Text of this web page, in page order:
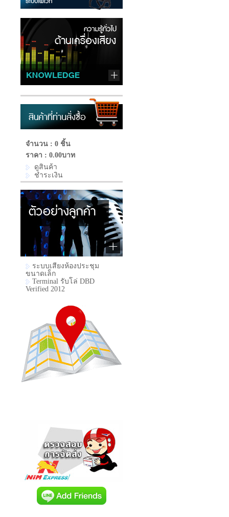
จำนวน : 0 ชิ้น
ราคา : 0.00บาท
ดูสินค้า
ชำระเงิน
ระบบเสียงห้องประชุม
ขนาดเล็ก
Terminal รับโล่ DBD
Verified 2012